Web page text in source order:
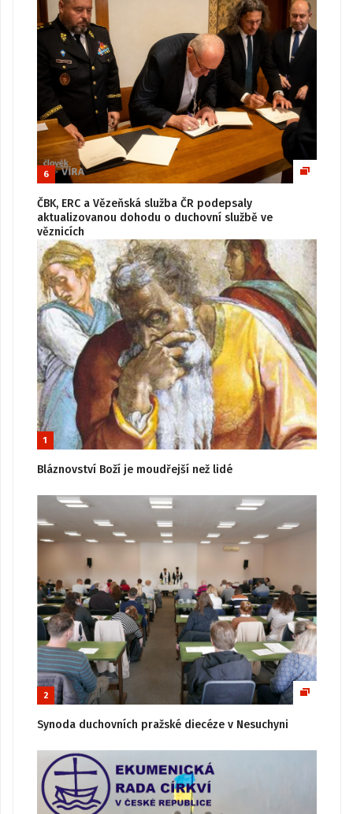
6
ČBK, ERC a Vězeňská služba ČR podepsaly
aktualizovanou dohodu o duchovní službě ve
věznicích
1
Bláznovství Boží je moudřejší než lidé
2
Synoda duchovních pražské diecéze v Nesuchyni